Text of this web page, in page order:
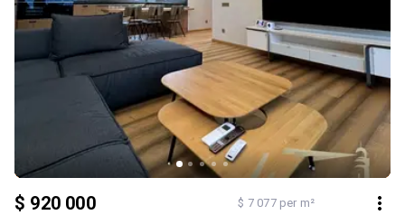
$ 920 000 $ 7 077 per m²